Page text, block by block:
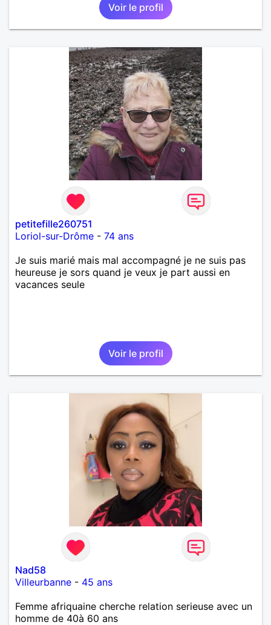
Voir le profil
petitefille260751
Loriol-sur-Drôme - 74 ans
Je suis marié mais mal accompagné je ne suis pas
heureuse je sors quand je veux je part aussi en
vacances seule
Voir le profil
Nad58
Villeurbanne - 45 ans
Femme afriquaine cherche relation serieuse avec un
homme de 40à 60 ans